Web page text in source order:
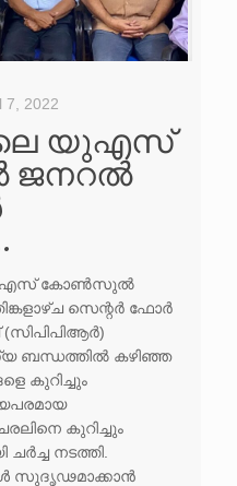
7, 2022
യുഎസ്
യുഎസ് കോൺസുൽ
സെന്റർ ഫോർ
ബന്ധത്തിൽ കഴിഞ്ഞ
കുറിച്ചും
കുറിച്ചും
നടത്തി.
സുദൃഢമാക്കാൻ